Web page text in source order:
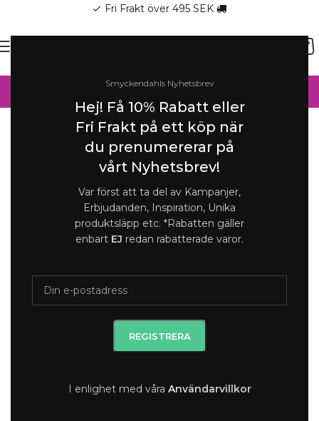
Smyckendahls Nyhetsbrev
Hej! Få 10% Rabatt eller
Fri Frakt på ett köp när
du prenumererar på
vårt Nyhetsbrev!
Var först att ta del av Kampanjer,
Erbjudanden, Inspiration, Unika
produktsläpp etc. *Rabatten gäller
enbart EJ redan rabatterade varor.
I enlighet med våra Användarvillkor
check Fri Frakt över 495 SEK
UPP TILL 25%
Ringar Online/Ringar Dam
Förstora
Courage Waterproof Single Twist